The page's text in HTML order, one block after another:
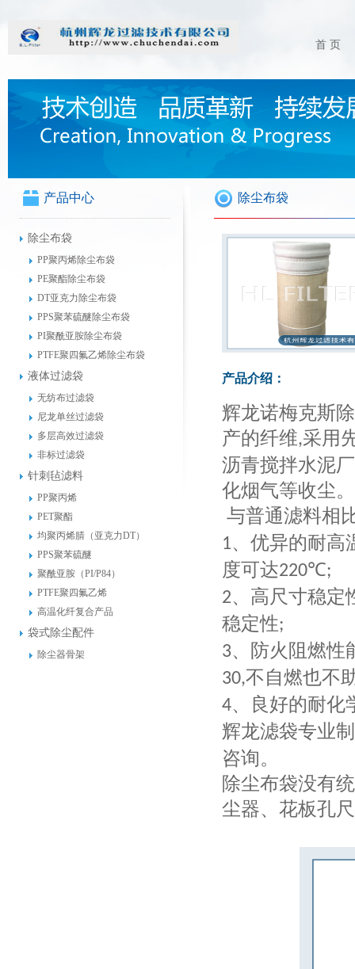
首 页
产品中心
除尘布袋
PP聚丙烯除尘布袋
PE聚酯除尘布袋
DT亚克力除尘布袋
PPS聚苯硫醚除尘布袋
PI聚酰亚胺除尘布袋
PTFE聚四氟乙烯除尘布袋
液体过滤袋
无纺布过滤袋
尼龙单丝过滤袋
多层高效过滤袋
非标过滤袋
针刺毡滤料
PP聚丙烯
PET聚酯
均聚丙烯腈（亚克力DT）
PPS聚苯硫醚
聚酰亚胺（PI/P84）
PTFE聚四氟乙烯
高温化纤复合产品
袋式除尘配件
除尘器骨架
除尘布袋
产品介绍：
辉龙诺梅克斯
产的纤维,采用
沥青搅拌水泥
化烟气等收尘。
与普通滤料相
1、优异的耐高
度可达220℃;
2、高尺寸稳定
稳定性;
3、防火阻燃性
30,不自燃也不
4、良好的耐化
辉龙滤袋专业
咨询。
除尘布袋没有
尘器、花板孔